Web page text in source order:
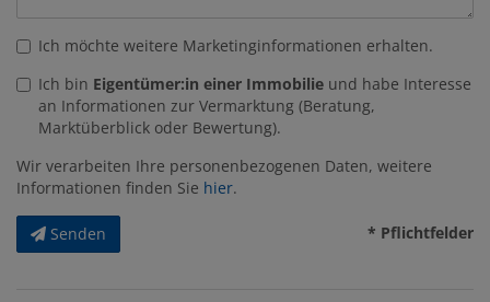
Ich möchte weitere Marketinginformationen erhalten.
Ich bin Eigentümer:in einer Immobilie und habe Interesse
an Informationen zur Vermarktung (Beratung,
Marktüberblick oder Bewertung).
Wir verarbeiten Ihre personenbezogenen Daten, weitere
Informationen finden Sie hier.
Senden * Pflichtfelder